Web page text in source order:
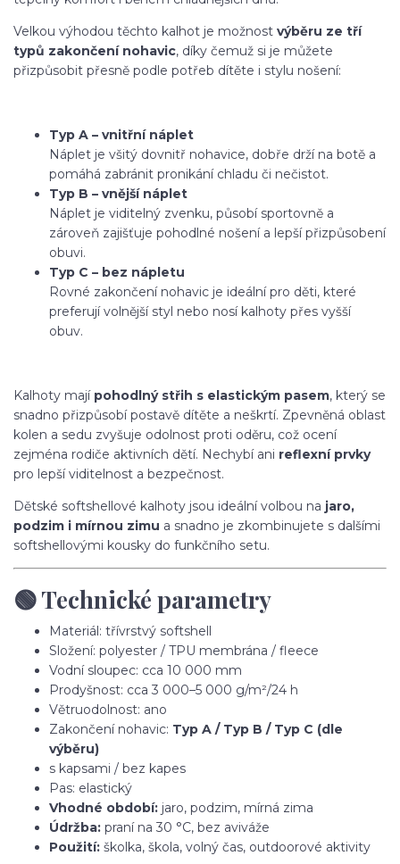
Velkou výhodou těchto kalhot je možnost výběru ze tří
typů zakončení nohavic, díky čemuž si je můžete
přizpůsobit přesně podle potřeb dítěte i stylu nošení:
Typ A – vnitřní náplet
Náplet je všitý dovnitř nohavice, dobře drží na botě a
pomáhá zabránit pronikání chladu či nečistot.
Typ B – vnější náplet
Náplet je viditelný zvenku, působí sportovně a
zároveň zajišťuje pohodlné nošení a lepší přizpůsobení
obuvi.
Typ C – bez nápletu
Rovné zakončení nohavic je ideální pro děti, které
preferují volnější styl nebo nosí kalhoty přes vyšší
obuv.
Kalhoty mají pohodlný střih s elastickým pasem, který se
snadno přizpůsobí postavě dítěte a neškrtí. Zpevněná oblast
kolen a sedu zvyšuje odolnost proti oděru, což ocení
zejména rodiče aktivních dětí. Nechybí ani reflexní prvky
pro lepší viditelnost a bezpečnost.
Dětské softshellové kalhoty jsou ideální volbou na jaro,
podzim i mírnou zimu a snadno je zkombinujete s dalšími
softshellovými kousky do funkčního setu.
🟢 Technické parametry
Materiál: třívrstvý softshell
Složení: polyester / TPU membrána / fleece
Vodní sloupec: cca 10 000 mm
Prodyšnost: cca 3 000–5 000 g/m²/24 h
Větruodolnost: ano
Zakončení nohavic: Typ A / Typ B / Typ C (dle
výběru)
s kapsami / bez kapes
Pas: elastický
Vhodné období: jaro, podzim, mírná zima
Údržba: praní na 30 °C, bez aviváže
Použití: školka, škola, volný čas, outdoorové aktivity